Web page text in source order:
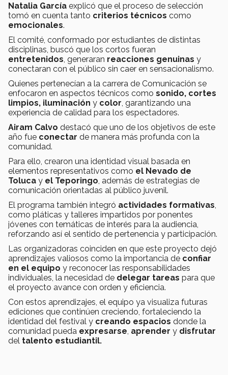
Natalia García explicó que el proceso de selección
tomó en cuenta tanto criterios técnicos como
emocionales.
El comité, conformado por estudiantes de distintas
disciplinas, buscó que los cortos fueran
entretenidos generaran reacciones genuinas y
conectaran con el público sin caer en sensacionalismo.
Quienes pertenecían a la carrera de Comunicación se
enfocaron en aspectos técnicos como sonido, cortes
limpios, iluminación y color , garantizando una
experiencia de calidad para los espectadores.
Airam Calvo destacó que uno de los objetivos de este
año fue conectar de manera más profunda con la
comunidad.
Para ello, crearon una identidad visual basada en
elementos representativos como el Nevado de
Toluca y el Teporingo , además de estrategias de
comunicación orientadas al público juvenil.
El programa también integró actividades formativas
como pláticas y talleres impartidos por ponentes
jóvenes con temáticas de interés para la audiencia,
reforzando así el sentido de pertenencia y participación.
Las organizadoras coinciden en que este proyecto dejó
aprendizajes valiosos como la importancia de confiar
en el equipo y reconocer las responsabilidades
individuales, la necesidad de delegar tareas para que
el proyecto avance con orden y eficiencia.
Con estos aprendizajes, el equipo ya visualiza futuras
ediciones que continúen creciendo, fortaleciendo la
identidad del festival y creando espacios donde la
comunidad pueda expresarse aprender y disfrutar
del talento estudiantil.